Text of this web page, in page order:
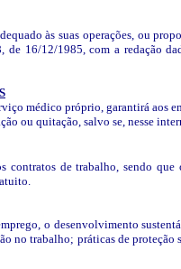
às suas operações, ou
16/12/1985, com a redação
médico próprio, garantirá
ou quitação, salvo se, nesse
de trabalho, sendo
o desenvolvimento
trabalho; práticas de